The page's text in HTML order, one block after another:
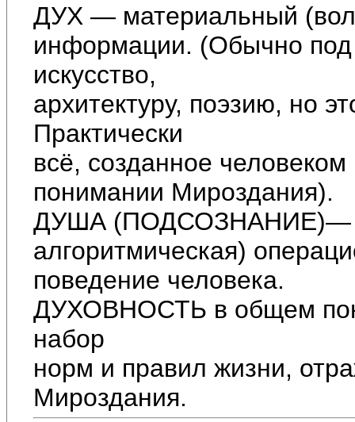
ДУХ — материальный
информации. (Обычно
искусство,
архитектуру, поэзию, но
Практически
всё, созданное
понимании Мироздания).
ДУША (ПОДСОЗНАНИЕ)—
алгоритмическая)
поведение человека.
ДУХОВНОСТЬ в общем
набор
норм и правил жизни,
Мироздания.